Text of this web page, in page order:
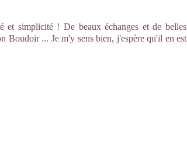
et simplicité ! De beaux échanges et de belles
Boudoir ... Je m'y sens bien, j'espère qu'il en est